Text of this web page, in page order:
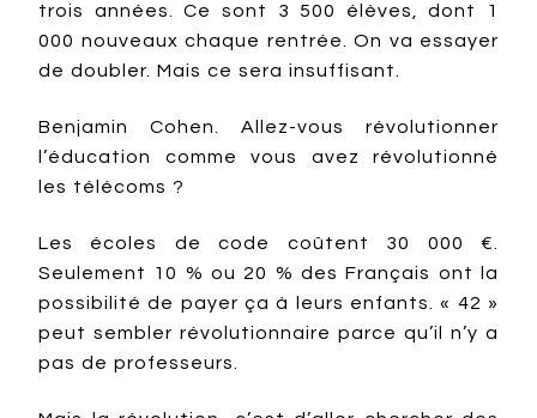
trois années. Ce sont 3 500 élèves, dont 1
000 nouveaux chaque rentrée. On va essayer
de doubler. Mais ce sera insuffisant.
Benjamin Cohen. Allez-vous révolutionner
l’éducation comme vous avez révolutionné
les télécoms ?
Les écoles de code coûtent 30 000 €.
Seulement 10 % ou 20 % des Français ont la
possibilité de payer ça à leurs enfants. « 42 »
peut sembler révolutionnaire parce qu’il n’y a
pas de professeurs.